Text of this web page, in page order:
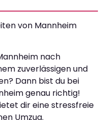
von Mannheim
nach
zuverlässigen und
Dann bist du bei
genau richtig!
dir eine stressfreie
Umzug.